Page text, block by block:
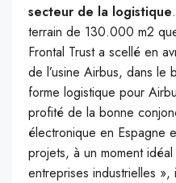
secteur de la logistique
terrain de 130.000 m2
Frontal Trust a scellé en
de l’usine Airbus, dans
forme logistique pour
profité de la bonne
électronique en Espagne
projets, à un moment
entreprises industrielles »,